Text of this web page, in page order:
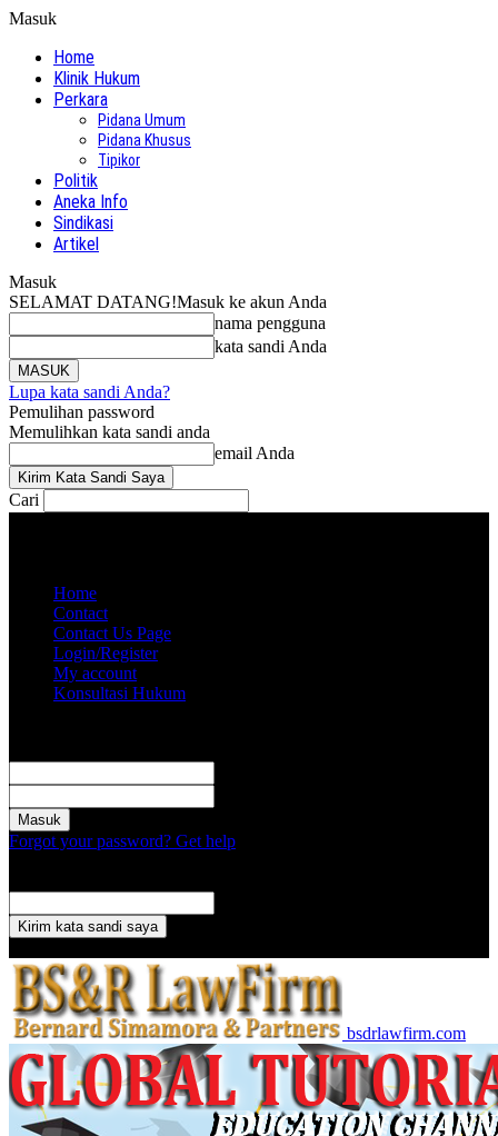
Masuk
Home
Klinik Hukum
Perkara
Pidana Umum
Pidana Khusus
Tipikor
Politik
Aneka Info
Sindikasi
Artikel
Masuk
SELAMAT DATANG!Masuk ke akun Anda
nama pengguna
kata sandi Anda
Lupa kata sandi Anda?
Pemulihan password
Memulihkan kata sandi anda
email Anda
Cari
Home
Contact
Contact Us Page
Login/Register
My account
Konsultasi Hukum
Forgot your password? Get help
bsdrlawfirm.com